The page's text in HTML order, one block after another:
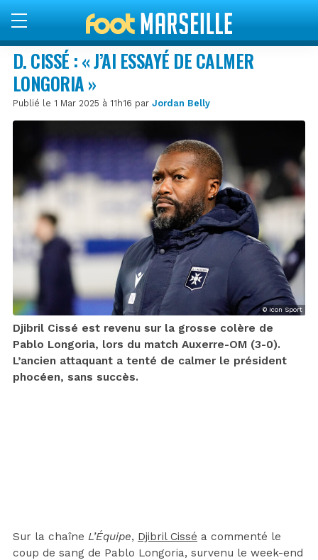
D. CISSÉ : « J’AI ESSAYÉ DE CALMER
LONGORIA »
Publié le 1 Mar 2025 à 11h16 par Jordan Belly
© Icon Sport
Djibril Cissé est revenu sur la grosse colère de
Pablo Longoria, lors du match Auxerre-OM (3-0).
L’ancien attaquant a tenté de calmer le président
phocéen, sans succès.
Sur la chaîne L’Équipe, Djibril Cissé a commenté le
coup de sang de Pablo Longoria, survenu le week-end